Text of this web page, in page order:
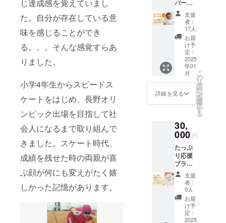
じ達成感を覚えていまし
た。自分が存在している意
味を感じることができ
る。。。そんな感覚すらあ
りました。
小学4年生からスピードス
ケートをはじめ、長野オリ
ンピック出場を目指して社
会人になるまで取り組んで
きました。スケート時代、
成績を残せた時の両親が喜
ぶ顔が何にも変えがたく嬉
しかった記憶があります。
注意下
さい。
商品カ
ラーや
デザイ
ンは、
実物商
品と若
干異な
る場合
ます。
m 肩
幅/47c
m 袖
丈/63c
m XL:
丈/73c
m 身
幅/56c
m 肩
幅/50c
m 袖
後の変
更は受
ません
のでご
注意下
さい。
商品カ
ラーや
デザイ
ンは、
実物商
メール
にURL
を記載
しま
す。 ※
お礼
メッ
セージ
30,000
円と同
様にな
ります
パーソ
ナル60
分
zoomを
活用し
て、あ
なたの
体のお
悩みや
習得し
たい動
き、姿
勢改善
からダ
キル
アップ
などな
どご要
望に合
わせて
できる
内容を
ご提供
しま
す。 ●
参加方
法：
支援
者：
17人
お届
け予
定：
2025
年01
月
詳細を見る
こ
の
リ
タ
ー
ン
を
選
択
す
る
30,
000 円
たっぷ
り応援
プラン
【お礼
のメッ
セー
ジ】 木
田麻美
から感
謝の気
支援
者：
0人
お届
け予
定：
2025